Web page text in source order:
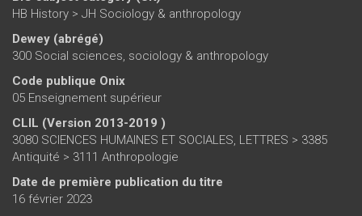
HB History > JH Sociology & anthropology
Dewey (abrégé)
300 Social sciences, sociology & anthropology
Code publique Onix
05 Enseignement supérieur
CLIL (Version 2013-2019 )
3080 SCIENCES HUMAINES ET SOCIALES, LETTRES > 3385
Antiquité > 3111 Anthropologie
Date de première publication du titre
16 février 2023